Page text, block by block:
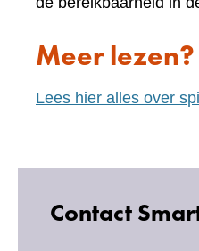
Meer lezen?
Lees hier alles over
Contact